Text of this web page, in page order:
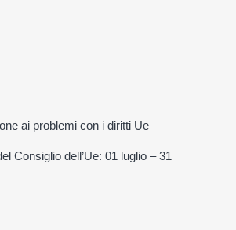
ai problemi con i diritti Ue
Consiglio dell’Ue: 01 luglio – 31